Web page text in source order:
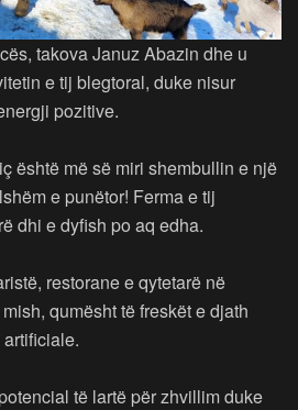
takova Januz Abazin dhe u
e tij blegtoral, duke nisur
pozitive.
është më së miri shembullin e një
e punëtor! Ferma e tij
dhi e dyfish po aq edha.
restorane e qytetarë në
qumësht të freskët e djath
të lartë për zhvillim duke